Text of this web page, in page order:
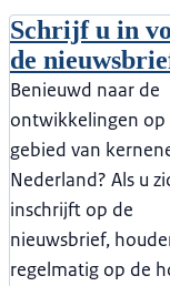
Schrijf u in
de
Benieuwd naar de
ontwikkelingen op
gebied van
Nederland? Als u
inschrijft op de
nieuwsbrief,
regelmatig op de